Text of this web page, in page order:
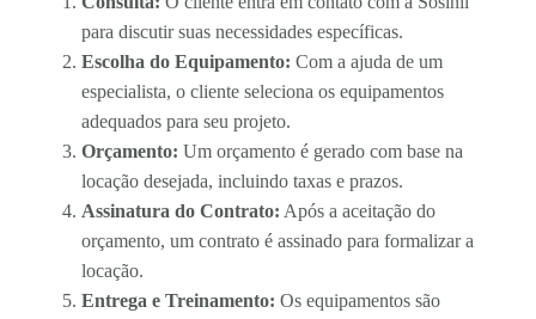
para discutir suas necessidades específicas.
Escolha do Equipamento: Com a ajuda de um
especialista, o cliente seleciona os equipamentos
adequados para seu projeto.
Orçamento: Um orçamento é gerado com base na
locação desejada, incluindo taxas e prazos.
Assinatura do Contrato: Após a aceitação do
orçamento, um contrato é assinado para formalizar a
locação.
Entrega e Treinamento: Os equipamentos são